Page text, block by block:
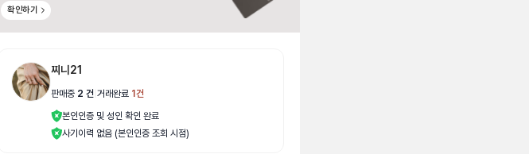
확인하기
찌니21
판매중 2 건 거래완료 1 건
본인인증 및 성인 확인 완료
사기이력 없음 (본인인증 조회 시점)